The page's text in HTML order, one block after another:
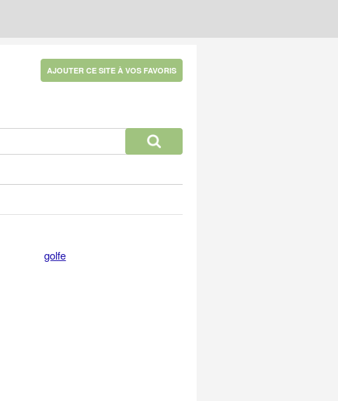
AJOUTER CE SITE À VOS FAVORIS
golfe